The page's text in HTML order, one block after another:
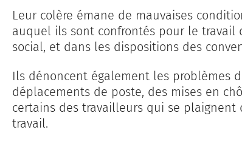
Leur colère émane de mauvaises
auquel ils sont confrontés pour le travail
social, et dans les dispositions des
Ils dénoncent également les problèmes
déplacements de poste, des mises en
certains des travailleurs qui se
travail.